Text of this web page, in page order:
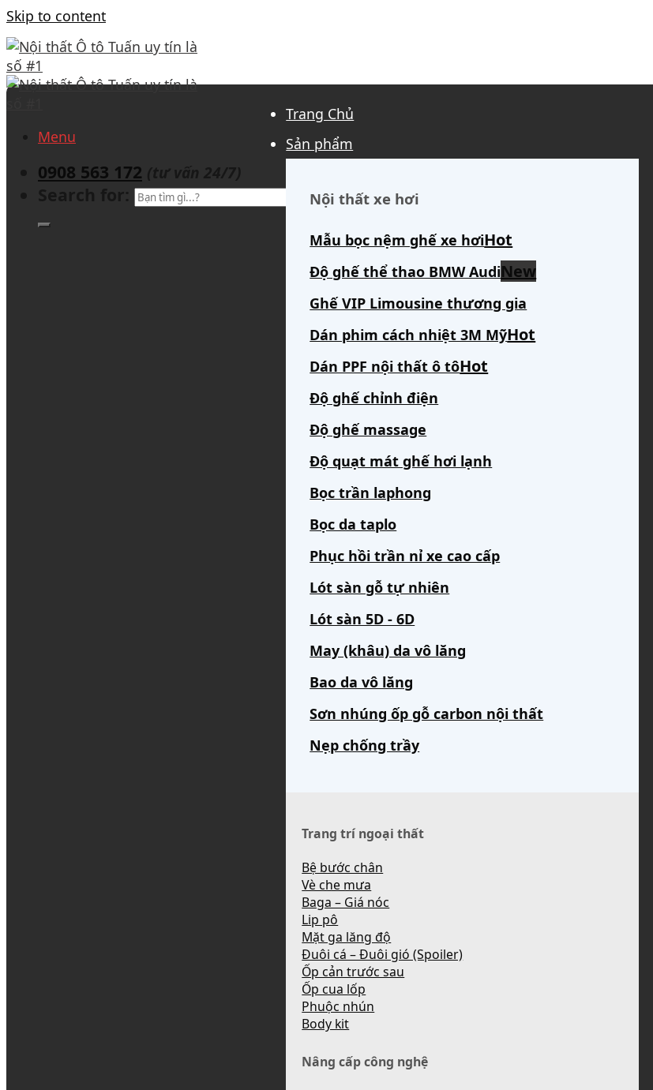
Skip to content
Menu
0908 563 172 (tư vấn 24/7)
Search for:
Trang Chủ
Sản phẩm
Nội thất xe hơi
Mẫu bọc nệm ghế xe hơi
Độ ghế thể thao BMW Audi
Ghế VIP Limousine thương gia
Dán phim cách nhiệt 3M Mỹ
Dán PPF nội thất ô tô
Độ ghế chỉnh điện
Độ ghế massage
Độ quạt mát ghế hơi lạnh
Bọc trần laphong
Bọc da taplo
Phục hồi trần nỉ xe cao cấp
Lót sàn gỗ tự nhiên
Lót sàn 5D - 6D
May (khâu) da vô lăng
Bao da vô lăng
Sơn nhúng ốp gỗ carbon nội thất
Nẹp chống trầy
Trang trí ngoại thất
Bệ bước chân
Vè che mưa
Baga – Giá nóc
Lip pô
Mặt ga lăng độ
Đuôi cá – Đuôi gió (Spoiler)
Ốp cản trước sau
Ốp cua lốp
Phuộc nhún
Body kit
Nâng cấp công nghệ